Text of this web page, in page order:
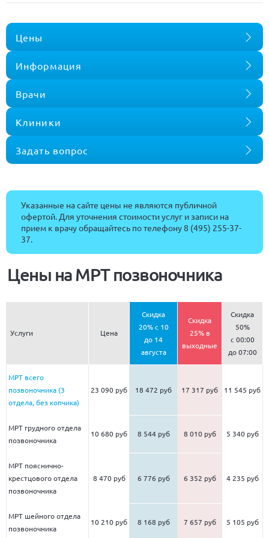
Цены
Информация
Врачи
Клиники
Задать вопрос
Указанные на сайте цены не являются публичной
офертой. Для уточнения стоимости услуг и записи на
прием к врачу обращайтесь по телефону8 (495) 255-37-
37.
Цены на МРТ позвоночника
Услуги Цена
Скидка
20% с 10
до 14
августа
Скидка
25% в
выходные
Скидка
50%
c 00:00
до 07:00
МРТ всего
позвоночника (3
отдела, без копчика)
23 090 руб 18 472 руб 17 317 руб 11 545 руб
МРТ грудного отдела
позвоночника
10 680 руб 8 544 руб 8 010 руб 5 340 руб
МРТ пояснично-
крестцового отдела
позвоночника
8 470 руб 6 776 руб 6 352 руб 4 235 руб
МРТ шейного отдела
позвоночника
10 210 руб 8 168 руб 7 657 руб 5 105 руб